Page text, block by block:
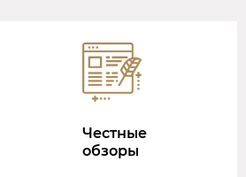
Честные
обзоры